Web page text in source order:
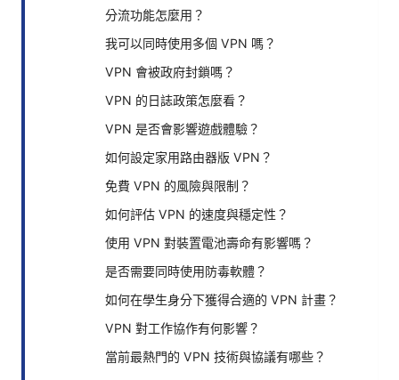
分流功能怎麼用？
我可以同時使用多個 VPN 嗎？
VPN 會被政府封鎖嗎？
VPN 的日誌政策怎麼看？
VPN 是否會影響遊戲體驗？
如何設定家用路由器版 VPN？
免費 VPN 的風險與限制？
如何評估 VPN 的速度與穩定性？
使用 VPN 對裝置電池壽命有影響嗎？
是否需要同時使用防毒軟體？
如何在學生身分下獲得合適的 VPN 計畫？
VPN 對工作協作有何影響？
當前最熱門的 VPN 技術與協議有哪些？